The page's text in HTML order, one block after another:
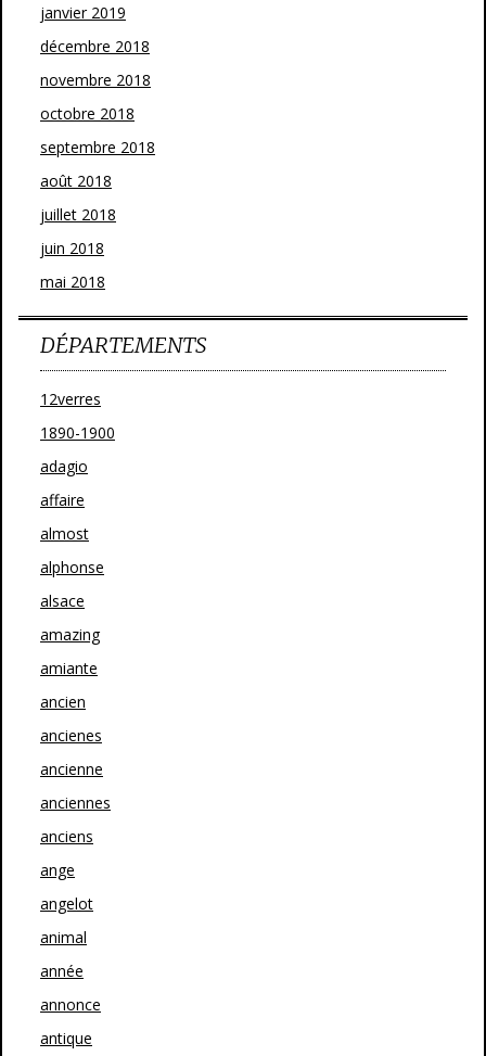
janvier 2019
décembre 2018
novembre 2018
octobre 2018
septembre 2018
août 2018
juillet 2018
juin 2018
mai 2018
DÉPARTEMENTS
12verres
1890-1900
adagio
affaire
almost
alphonse
alsace
amazing
amiante
ancien
ancienes
ancienne
anciennes
anciens
ange
angelot
animal
année
annonce
antique